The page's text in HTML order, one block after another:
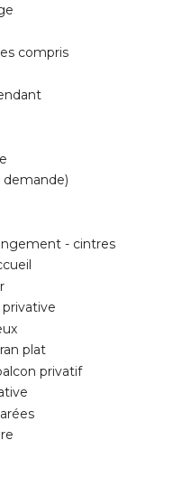
compris
demande)
- cintres
privative
plat
privatif